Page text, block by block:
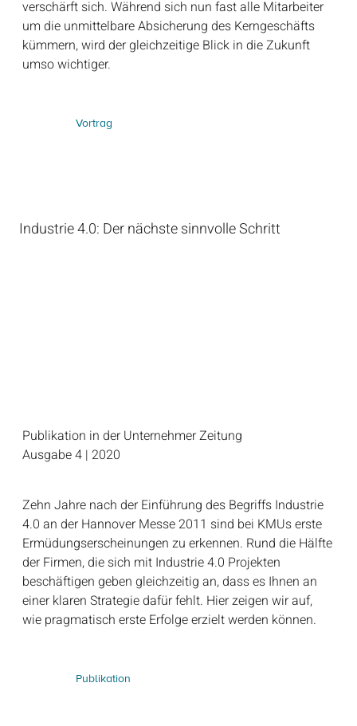
Vortrag
verschärft sich. Während sich nun fast alle Mitarbeiter
um die unmittelbare Absicherung des Kerngeschäfts
kümmern, wird der gleichzeitige Blick in die Zukunft
umso wichtiger.
Publikation
Industrie 4.0: Der nächste sinnvolle Schritt
Publikation in der Unternehmer Zeitung
Ausgabe 4 | 2020
Zehn Jahre nach der Einführung des Begriffs Industrie
4.0 an der Hannover Messe 2011 sind bei KMUs erste
Ermüdungserscheinungen zu erkennen. Rund die Hälfte
der Firmen, die sich mit Industrie 4.0 Projekten
beschäftigen geben gleichzeitig an, dass es Ihnen an
einer klaren Strategie dafür fehlt. Hier zeigen wir auf,
wie pragmatisch erste Erfolge erzielt werden können.